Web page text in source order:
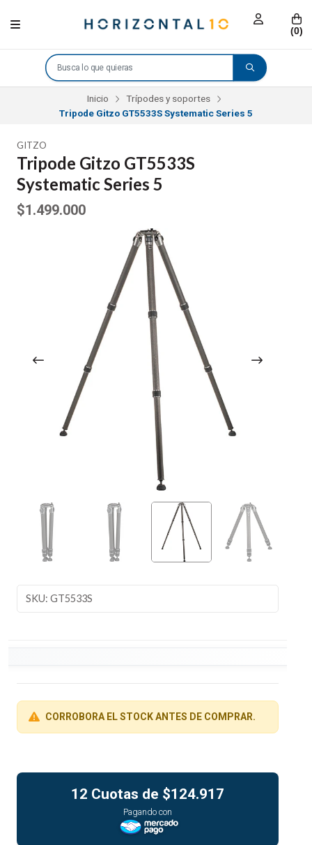
(0)
Inicio
Trípodes y soportes
Tripode Gitzo GT5533S Systematic Series 5
GITZO
Tripode Gitzo GT5533S
Systematic Series 5
$1.499.000
SKU: GT5533S
CORROBORA EL STOCK ANTES DE COMPRAR.
12 Cuotas de $124.917
Pagando con